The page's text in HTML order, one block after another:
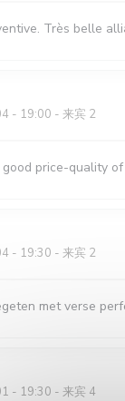
Très belle
- 19:00 - 来宾 2
good price-quality
- 19:30 - 来宾 2
met verse
- 19:30 - 来宾 4